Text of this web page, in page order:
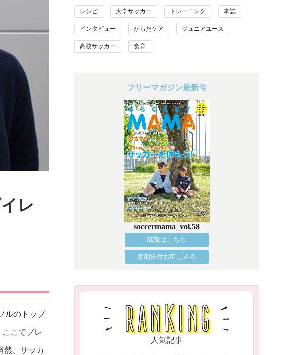
レ
ルのトップ
こでプレ
然、サッカ
レシピ 大学サッカー トレーニング 本誌
インタビュー からだケア ジュニアユース
高校サッカー 食育
フリーマガジン最新号
soccermama_vol.58
閲覧はこちら
定期送付お申し込み
人気記事